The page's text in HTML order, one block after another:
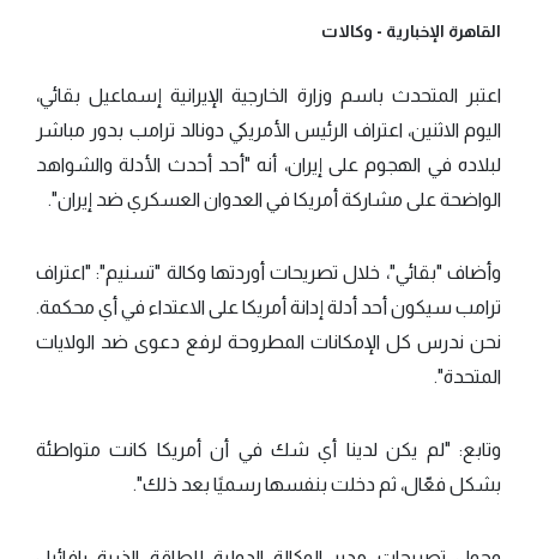
القاهرة الإخبارية - وكالات
اعتبر المتحدث باسم وزارة الخارجية الإيرانية إسماعيل بقائي،
اليوم الاثنين، اعتراف الرئيس الأمريكي دونالد ترامب بدور مباشر
لبلاده في الهجوم على إيران، أنه "أحد أحدث الأدلة والشواهد
الواضحة على مشاركة أمريكا في العدوان العسكري ضد إيران".
وأضاف "بقائي"، خلال تصريحات أوردتها وكالة "تسنيم": "اعتراف
ترامب سيكون أحد أدلة إدانة أمريكا على الاعتداء في أي محكمة.
نحن ندرس كل الإمكانات المطروحة لرفع دعوى ضد الولايات
المتحدة".
وتابع: "لم يكن لدينا أي شك في أن أمريكا كانت متواطئة
بشكل فعّال، ثم دخلت بنفسها رسميًا بعد ذلك".